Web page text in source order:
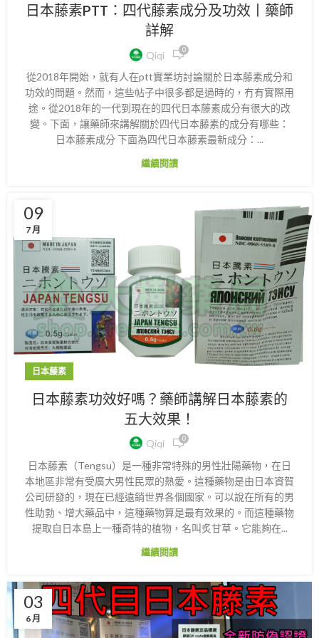
日本藤素PTT：四代藤素成分及功效丨藥師
詳解
Qiqi 0
從2018年開始，就有人在ptt實業坊討論關於日本藤素成分和
功效的問題。然而，這些帖子中很多都是過時的，冇有實際用
途。從2018年的一代到現在的四代日本藤素成分有很大的改
變。下面，讓藥師來講解關於四代日本藤素的成分有哪些：
日本藤素成分 下面為四代日本藤素最新成分：...
繼續閱讀
09
7 月
日本藤素
日本藤素功效好嗎？藥師講解日本藤素的
五大效果！
Qiqi 0
日本藤素（Tengsu）是一種非常特殊的男性壯陽藥物，在日
本地區非常有受廣大男性民眾的熱愛。這種藥物是由日本資賀
公司研發的，現在已經遠銷世界各個國家。可以說在所有的男
性助勃、增大藥品中，這種藥物算是最有效果的。而這種藥物
提取自日本島上一種奇特的植物，名叫炙甘草。它能夠在...
繼續閱讀
03
6 月